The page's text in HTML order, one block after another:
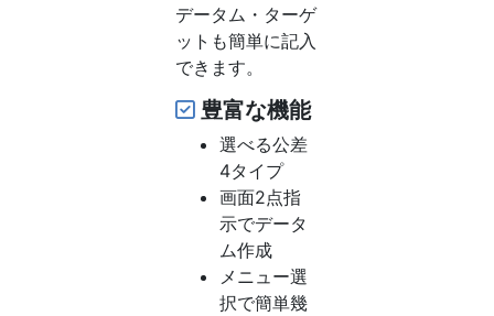
データム・ターゲ
ットも簡単に記入
できます。
豊富な機能
選べる公差
4タイプ
画面2点指
示でデータ
ム作成
メニュー選
択で簡単幾